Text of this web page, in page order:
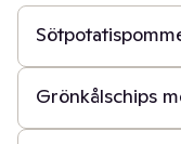
30 min
Grönkålschips
15 min